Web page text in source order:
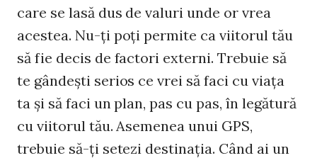
care se lasă dus de valuri unde or vrea
acestea. Nu-ţi poţi permite ca viitorul tău
să fie decis de factori externi. Trebuie să
te gândeşti serios ce vrei să faci cu viaţa
ta şi să faci un plan, pas cu pas, în legătură
cu viitorul tău. Asemenea unui GPS,
trebuie să-ţi setezi destinaţia. Când ai un